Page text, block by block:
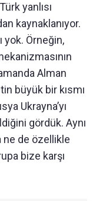
yanlısı
kaynaklanıyor.
yok. Örneğin,
Alman
büyük bir kısmı
Ukrayna’yı
gördük. Aynı
ne de özellikle
bize karşı